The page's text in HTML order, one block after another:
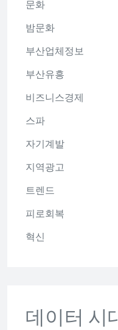
데이터 시
문화
밤문화
부산업체정보
부산유흥
비즈니스경제
스파
자기계발
지역광고
트렌드
피로회복
혁신